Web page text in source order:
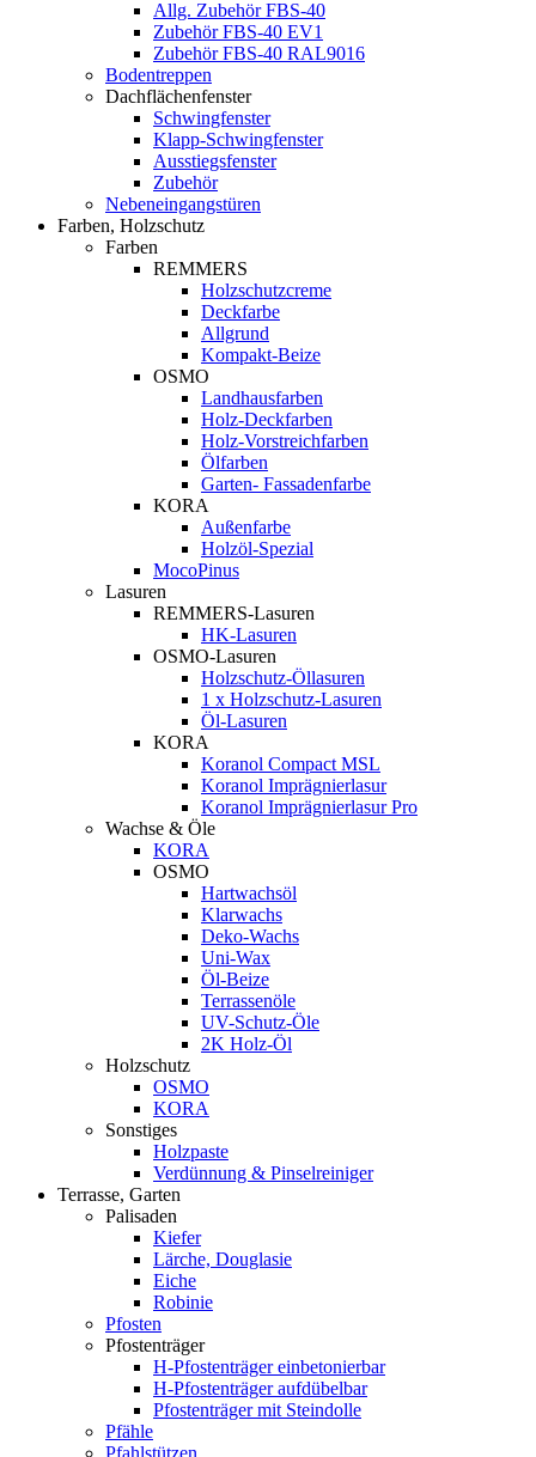
Allg. Zubehör FBS-40
Zubehör FBS-40 EV1
Zubehör FBS-40 RAL9016
Bodentreppen
Dachflächenfenster
Schwingfenster
Klapp-Schwingfenster
Ausstiegsfenster
Zubehör
Nebeneingangstüren
Farben, Holzschutz
Farben
REMMERS
Holzschutzcreme
Deckfarbe
Allgrund
Kompakt-Beize
OSMO
Landhausfarben
Holz-Deckfarben
Holz-Vorstreichfarben
Ölfarben
Garten- Fassadenfarbe
KORA
Außenfarbe
Holzöl-Spezial
MocoPinus
Lasuren
REMMERS-Lasuren
HK-Lasuren
OSMO-Lasuren
Holzschutz-Öllasuren
1 x Holzschutz-Lasuren
Öl-Lasuren
KORA
Koranol Compact MSL
Koranol Imprägnierlasur
Koranol Imprägnierlasur Pro
Wachse & Öle
KORA
OSMO
Hartwachsöl
Klarwachs
Deko-Wachs
Uni-Wax
Öl-Beize
Terrassenöle
UV-Schutz-Öle
2K Holz-Öl
Holzschutz
OSMO
KORA
Sonstiges
Holzpaste
Verdünnung & Pinselreiniger
Terrasse, Garten
Palisaden
Kiefer
Lärche, Douglasie
Eiche
Robinie
Pfosten
Pfostenträger
H-Pfostenträger einbetonierbar
H-Pfostenträger aufdübelbar
Pfostenträger mit Steindolle
Pfähle
Pfahlstützen